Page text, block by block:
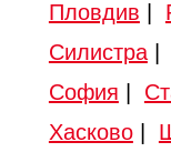
Пловдив |
Силистра|
София |
Хасково|